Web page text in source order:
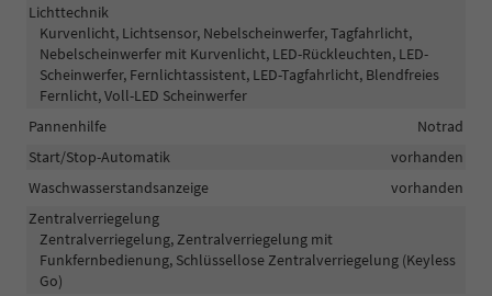
Lichttechnik
Kurvenlicht, Lichtsensor, Nebelscheinwerfer, Tagfahrlicht,
Nebelscheinwerfer mit Kurvenlicht, LED-Rückleuchten, LED-
Scheinwerfer, Fernlichtassistent, LED-Tagfahrlicht, Blendfreies
Fernlicht, Voll-LED Scheinwerfer
Pannenhilfe
Notrad
Start/Stop-Automatik
vorhanden
Waschwasserstandsanzeige
vorhanden
Zentralverriegelung
Zentralverriegelung, Zentralverriegelung mit
Funkfernbedienung, Schlüssellose Zentralverriegelung (Keyless
Go)